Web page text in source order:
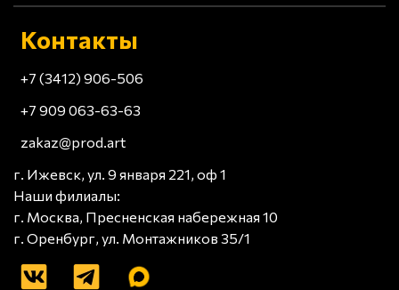
Контакты
+7 (3412) 906-506
+7 909 063-63-63
zakaz@prod.art
г. Ижевск, ул. 9 января 221, оф 1
Наши филиалы:
г. Москва, Пресненская набережная 10
г. Оренбург, ул. Монтажников 35/1